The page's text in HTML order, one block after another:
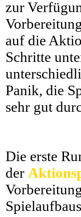
zur
auf die
Schritte
Panik, die
sehr gut
Die erste
der